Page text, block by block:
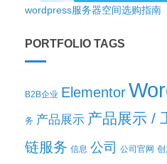
wordpress服务器空间选购指南
PORTFOLIO TAGS
B2B企业 Elementor
务 产品展示 产品展示 /
链服务 信息 公司 公司官网